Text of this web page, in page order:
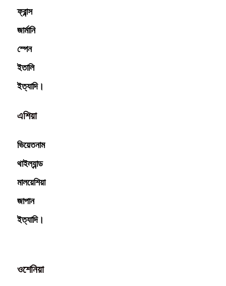
ফ্রান্স
জার্মানি
স্পেন
ইতালি
ইত্যাদি।
এশিয়া
ভিয়েতনাম
থাইল্যান্ড
মালয়েশিয়া
জাপান
ইত্যাদি।
ওশেনিয়া